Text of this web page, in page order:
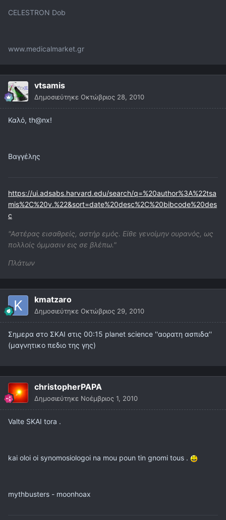
CELESTRON Dob
www.medicalmarket.gr
vtsamis
Δημοσιεύτηκε Οκτώβριος 28, 2010
Καλό, th@nx!
Βαγγέλης
https://ui.adsabs.harvard.edu/search/q=%20author%3A%22tsa
mis%2C%20v.%22&sort=date%20desc%2C%20bibcode%20des
c
"Αστέρας εισαθρείς, αστήρ εμός. Είθε γενοίμην ουρανός, ως
πολλοίς όμμασιν εις σε βλέπω."
Πλάτων
kmatzaro
Δημοσιεύτηκε Οκτώβριος 29, 2010
Σημερα στο ΣΚΑΙ στις 00:15 planet science ''αορατη ασπιδα''
(μαγνητικο πεδιο της γης)
christopherPAPA
Δημοσιεύτηκε Νοέμβριος 1, 2010
Valte SKAI tora .
kai oloi oi synomosiologoi na mou poun tin gnomi tous .
mythbusters - moonhoax